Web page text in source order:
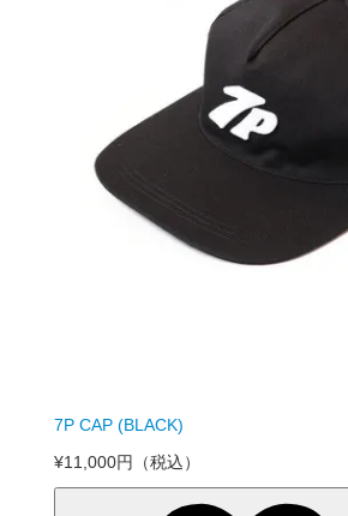
7P CAP (BLACK)
¥11,000円
（税込）